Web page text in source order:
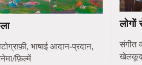
भाषाई आदान-प्रदान,
फ़िल्में
लोगों
संगीत